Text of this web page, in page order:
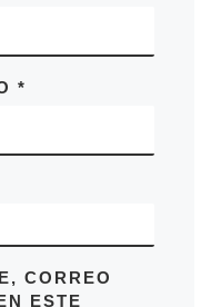
*
CORREO
ESTE